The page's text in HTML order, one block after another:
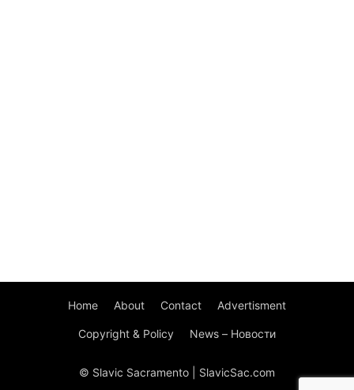
Home About Contact Advertisment
Copyright & Policy News – Новости
© Slavic Sacramento | SlavicSac.com